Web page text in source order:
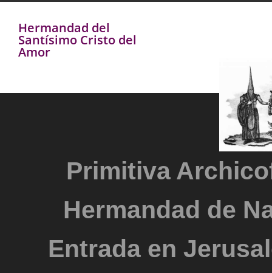
Hermandad del
Santísimo Cristo del
Amor
Primitiva
Hermandad de
Entrada en